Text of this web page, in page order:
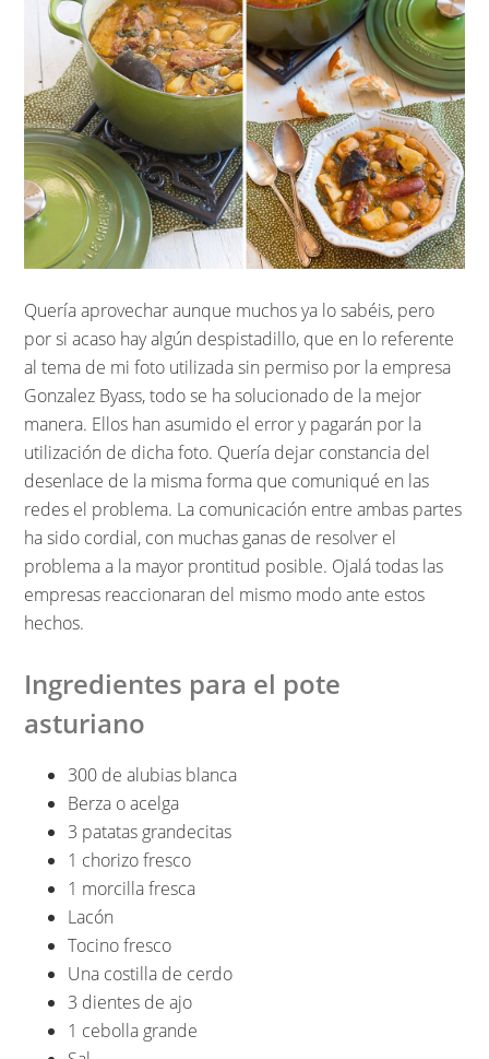
Quería aprovechar aunque muchos ya lo sabéis, pero
por si acaso hay algún despistadillo, que en lo referente
al tema de mi foto utilizada sin permiso por la empresa
Gonzalez Byass, todo se ha solucionado de la mejor
manera. Ellos han asumido el error y pagarán por la
utilización de dicha foto. Quería dejar constancia del
desenlace de la misma forma que comuniqué en las
redes el problema. La comunicación entre ambas partes
ha sido cordial, con muchas ganas de resolver el
problema a la mayor prontitud posible. Ojalá todas las
empresas reaccionaran del mismo modo ante estos
hechos.
Ingredientes para el pote
asturiano
300 de alubias blanca
Berza o acelga
3 patatas grandecitas
1 chorizo fresco
1 morcilla fresca
Lacón
Tocino fresco
Una costilla de cerdo
3 dientes de ajo
1 cebolla grande